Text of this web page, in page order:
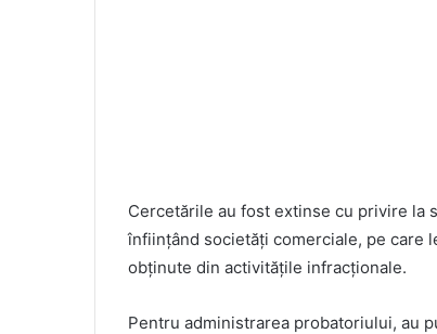
Cercetările au fost extinse cu privire la
înființând societăți comerciale, pe care
obținute din activitățile infracționale.
Pentru administrarea probatoriului, au